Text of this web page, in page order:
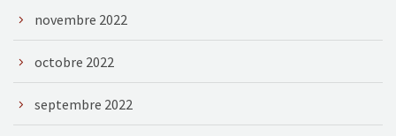
novembre 2022
octobre 2022
septembre 2022